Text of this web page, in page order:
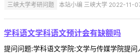
三峡大学考研问题 本站小编 三峡大学 2022-11-
学科语文学科语文预计会有缺额吗
提问问题:学科语文学院:文学与传媒学院提